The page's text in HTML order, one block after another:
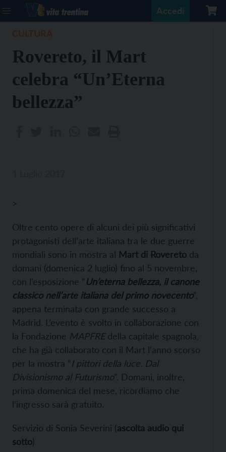
Accedi
Rovereto, il Mart
celebra “Un’Eterna
bellezza”
>
Oltre cento opere di alcuni dei più significativi
protagonisti dell’arte italiana tra le due guerre
mondiali sono in mostra al Mart di Rovereto da
domani (domenica 2 luglio) fino al 5 novembre,
con l’esposizione “ Un’eterna bellezza, il canone
classico nell’arte italiana del primo novecento”,
appena terminata con grande successo a
Madrid. L’evento è svolto in collaborazione con
la Fondazione MAPFREdella capitale spagnola,
che ha già collaborato con il Mart l’anno scorso
per la mostra “I pittori della luce. Dal
Divisionismo al Futurismo”. Domani, inoltre,
prima domenica del mese, ricordiamo che
l’ingresso sarà gratuito.
Servizio di Sonia Severini (ascolta audio qui
sotto)